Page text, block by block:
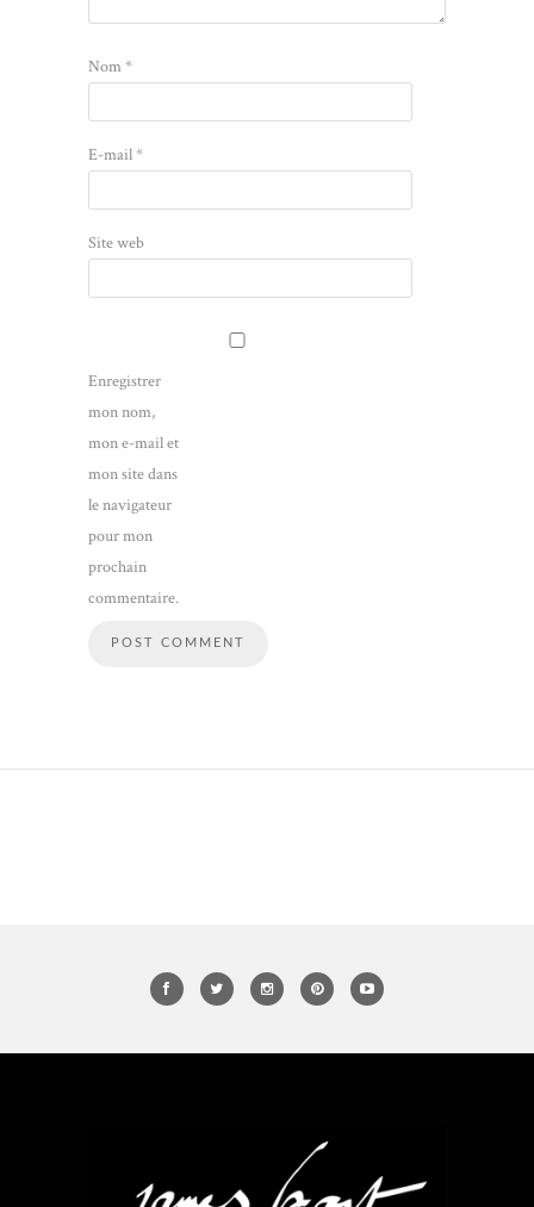
Nom*
E-mail*
Site web
Enregistrer
mon nom,
mon e-mail et
mon site dans
le navigateur
pour mon
prochain
commentaire.